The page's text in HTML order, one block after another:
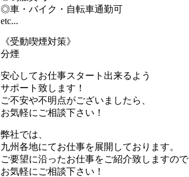
◎車・バイク・自転車通勤可
etc...
《受動喫煙対策》
分煙
安心してお仕事スタート出来るよう
サポート致します！
ご不安や不明点がございましたら、
お気軽にご相談下さい！
弊社では、
九州各地にてお仕事を展開しております。
ご要望に沿ったお仕事をご紹介致しますので
お気軽にご相談下さい！